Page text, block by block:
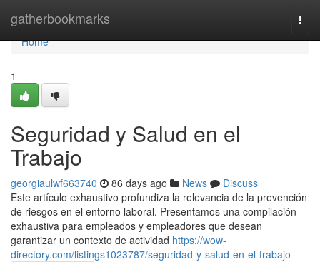
gatherbookmarks
Home
Home
1
Seguridad y Salud en el
Trabajo
georgiaulwf663740 86 days ago News
Discuss
Este artículo exhaustivo profundiza la relevancia de la prevención
de riesgos en el entorno laboral. Presentamos una compilación
exhaustiva para empleados y empleadores que desean
garantizar un contexto de actividad https://wow-
directory.com/listings1023787/seguridad-y-salud-en-el-trabajo